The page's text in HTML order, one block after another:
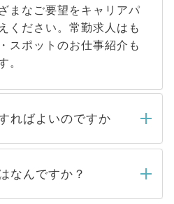
まなご要望をキャリアパ
ください。常勤求人はも
スポットのお仕事紹介も
。
ればよいのですか
したら、弊社担当者がご
、その後メールもしくは
なんですか？